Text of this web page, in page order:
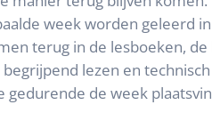
week worden geleerd
terug in de lesboeken,
begrijpend lezen en
gedurende de week